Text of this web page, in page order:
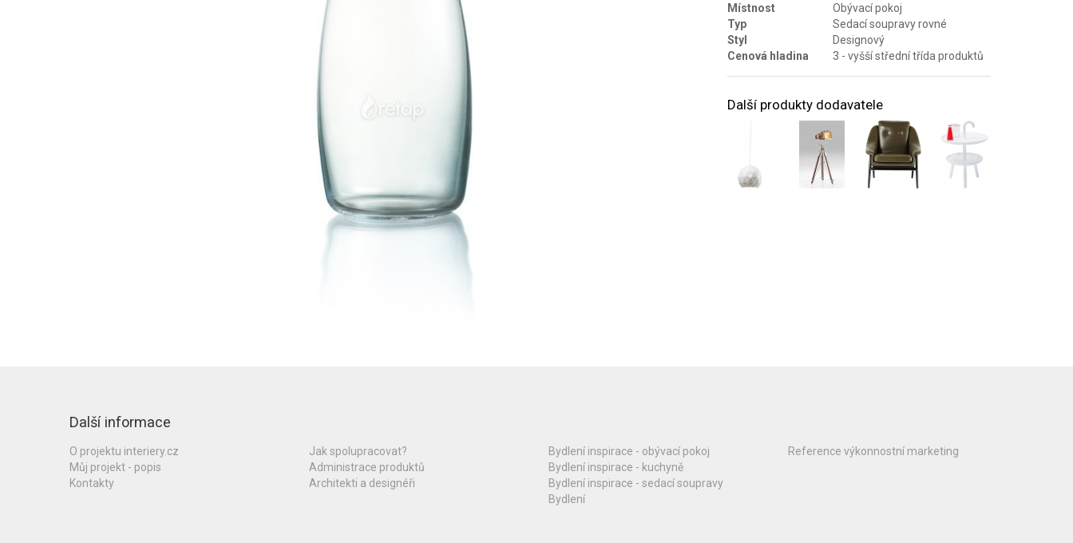
Místnost
Obývací pokoj
Typ
Sedací soupravy rovné
Styl
Designový
Cenová hladina
3 - vyšší střední třída produktů
Další produkty dodavatele
Další informace
O projektu interiery.cz
Můj projekt - popis
Kontakty
Jak spolupracovat?
Administrace produktů
Architekti a designéři
Bydlení inspirace - obývací pokoj
Bydlení inspirace - kuchyně
Bydlení inspirace - sedací soupravy
Bydlení
Reference výkonnostní marketing